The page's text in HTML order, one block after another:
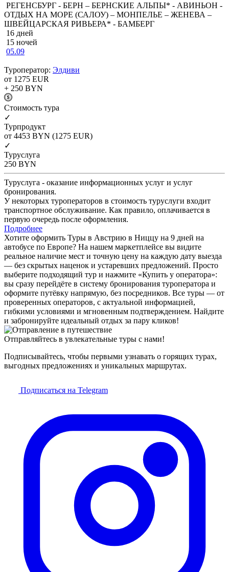
РЕГЕНСБУРГ - БЕРН – БЕРНСКИЕ АЛЬПЫ* - АВИНЬОН -
ОТДЫХ НА МОРЕ (САЛОУ) – МОНПЕЛЬЕ – ЖЕНЕВА –
ШВЕЙЦАРСКАЯ РИВЬЕРА* - БАМБЕРГ
16 дней
15 ночей
05.09
Туроператор: Элдиви
от 1275 EUR
+ 250 BYN
Cтоимость тура
✓
Турпродукт
от 4453 BYN (1275 EUR)
✓
Туруслуга
250 BYN
Туруслуга - оказание информационных услуг и услуг
бронирования.
У некоторых туроператоров в стоимость туруслуги входит
транспортное обслуживание. Как правило, оплачивается в
первую очередь после оформления.
Подробнее
Хотите оформить Туры в Австрию в Ниццу на 9 дней на
автобусе по Европе? На нашем маркетплейсе вы видите
реальное наличие мест и точную цену на каждую дату выезда
— без скрытых наценок и устаревших предложений. Просто
выберите подходящий тур и нажмите «Купить у оператора»:
вы сразу перейдёте в систему бронирования туроператора и
оформите путёвку напрямую, без посредников. Все туры — от
проверенных операторов, с актуальной информацией,
гибкими условиями и мгновенным подтверждением. Найдите
и забронируйте идеальный отдых за пару кликов!
Отправляйтесь в увлекательные туры с нами!
Подписывайтесь, чтобы первыми узнавать о горящих турах,
выгодных предложениях и уникальных маршрутах.
Подписаться на Telegram